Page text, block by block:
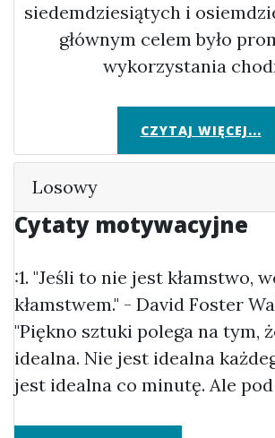
siedemdziesiątych i
głównym celem było
wykorzystania
CZYTAJ WIĘCEJ...
Losowy
Cytaty motywacyjne
:1. "Jeśli to nie jest kłamstwo,
kłamstwem." - David Foster
"Piękno sztuki polega na tym,
idealna. Nie jest idealna
jest idealna co minutę. Ale pod